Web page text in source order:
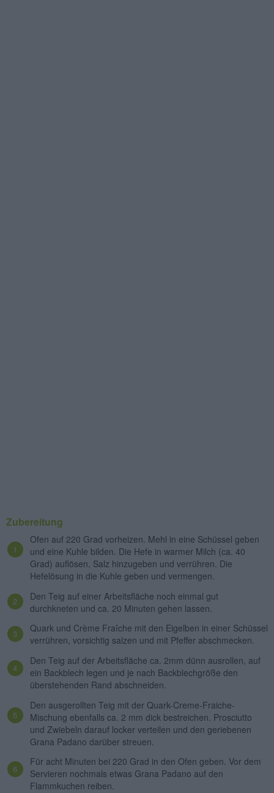
Zubereitung
Ofen auf 220 Grad vorheizen. Mehl in eine Schüssel geben
und eine Kuhle bilden. Die Hefe in warmer Milch (ca. 40
Grad) auflösen, Salz hinzugeben und verrühren. Die
Hefelösung in die Kuhle geben und vermengen.
Den Teig auf einer Arbeitsfläche noch einmal gut
durchkneten und ca. 20 Minuten gehen lassen.
Quark und Crème Fraîche mit den Eigelben in einer Schüssel
verrühren, vorsichtig salzen und mit Pfeffer abschmecken.
Den Teig auf der Arbeitsfläche ca. 2mm dünn ausrollen, auf
ein Backblech legen und je nach Backblechgröße den
überstehenden Rand abschneiden.
Den ausgerollten Teig mit der Quark-Creme-Fraiche-
Mischung ebenfalls ca. 2 mm dick bestreichen. Prosciutto
und Zwiebeln darauf locker verteilen und den geriebenen
Grana Padano darüber streuen.
Für acht Minuten bei 220 Grad in den Ofen geben. Vor dem
Servieren nochmals etwas Grana Padano auf den
Flammkuchen reiben.